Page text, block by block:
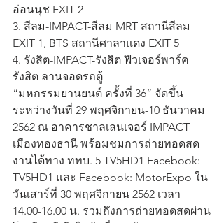
อ่อนนุช EXIT 2
3. สีลม-IMPACT-สีลม MRT สถานีสีลม
EXIT 1, BTS สถานีศาลาแดง EXIT 5
4. รังสิต-IMPACT-รังสิต ฟิวเจอร์พาร์ค
รังสิต ลานจอดรถตู้
“มหกรรมยานยนต์ ครั้งที่ 36” จัดขึ้น
ระหว่างวันที่ 29 พฤศจิกายน-10 ธันวาคม
2562 ณ อาคารชาลเลนเจอร์ IMPACT
เมืองทองธานี พร้อมชมการถ่ายทอดสด
งานได้ทาง ททบ. 5 TV5HD1 Facebook:
TV5HD1 และ Facebook: MotorExpo ใน
วันเสาร์ที่ 30 พฤศจิกายน 2562 เวลา
14.00-16.00 น. รวมถึงการถ่ายทอดสดผ่าน